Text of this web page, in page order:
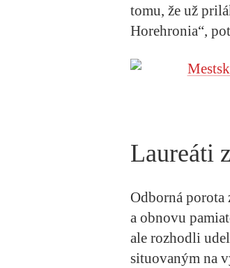
tomu, že už
Horehronia“,
Laureáti
Odborná
a obnovu
ale rozhodli
situovaným na